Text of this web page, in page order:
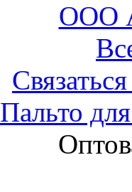
ООО
Пальто